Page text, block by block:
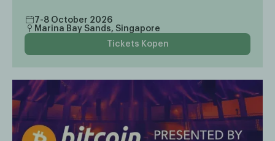
7-8 October 2026
Marina Bay Sands, Singapore
Tickets Kopen